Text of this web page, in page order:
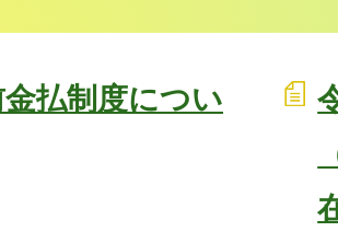
払制度につい